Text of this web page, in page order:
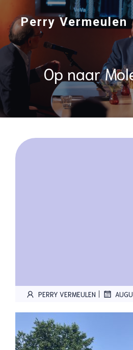
Perry Vermeulen
Op naar
PERRY VERMEULEN |